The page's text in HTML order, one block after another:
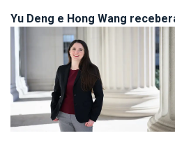
Yu Deng e Hong Wang